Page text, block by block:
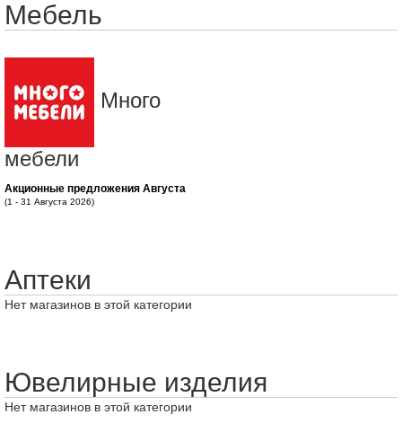
Мебель
Много
мебели
Акционные предложения Августа
(1 - 31 Августа 2026)
Аптеки
Нет магазинов в этой категории
Ювелирные изделия
Нет магазинов в этой категории